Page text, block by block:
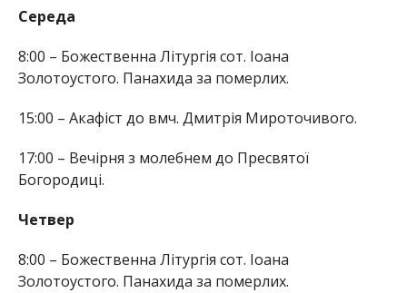
Середа
8:00 – Божественна Літургія сот. Іоана
Золотоустого. Панахида за померлих.
15:00 – Акафіст до вмч. Дмитрія Мироточивого.
17:00 – Вечірня з молебнем до Пресвятої
Богородиці.
Четвер
8:00 – Божественна Літургія сот. Іоана
Золотоустого. Панахида за померлих.